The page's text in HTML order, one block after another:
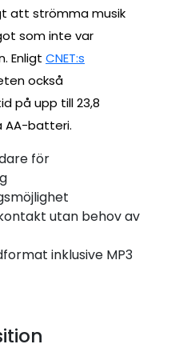
att strömma musik
som inte var
Enligt CNET:s
också
på upp till 23,8
AA-batteri.
för
utan behov av
inklusive MP3